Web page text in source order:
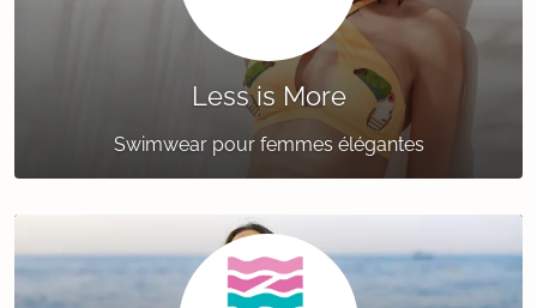
Less is More
Swimwear pour femmes élégantes